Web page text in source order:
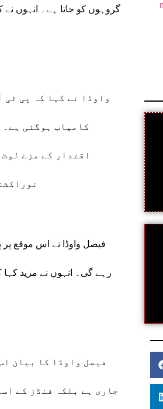
گروہوں کو جاتا ہے۔ انہوں نے
واوڈا نے کہا کہ پی
کامیاب ہوگئی
اقتدار کے مزے
فیصل واوڈا نے اس موقع
رہے گی۔ انہوں نے مزید
فیصل واوڈا کا بیان
جاری ہے بلکہ فنڈز کے